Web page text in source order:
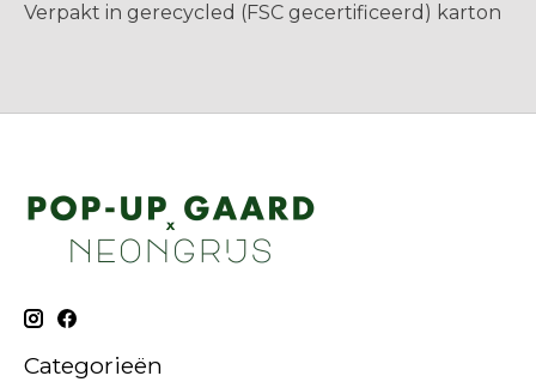
Verpakt in gerecycled (FSC gecertificeerd) karton
Categorieën